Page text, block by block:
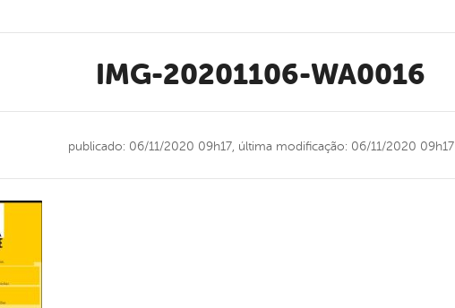
IMG-20201106-WA0016
publicado: 06/11/2020 09h17, última modificação: 06/11/2020 09h17